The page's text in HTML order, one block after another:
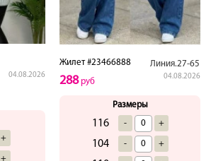
04.08.2026
+
+
Жилет #23466888 Линия.27-65
04.08.2026
288руб
Размеры
116 - +
104 - +